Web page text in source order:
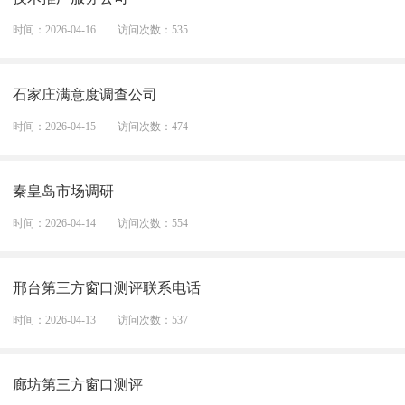
时间：2026-04-16 访问次数：535
石家庄满意度调查公司
时间：2026-04-15 访问次数：474
秦皇岛市场调研
时间：2026-04-14 访问次数：554
邢台第三方窗口测评联系电话
时间：2026-04-13 访问次数：537
廊坊第三方窗口测评